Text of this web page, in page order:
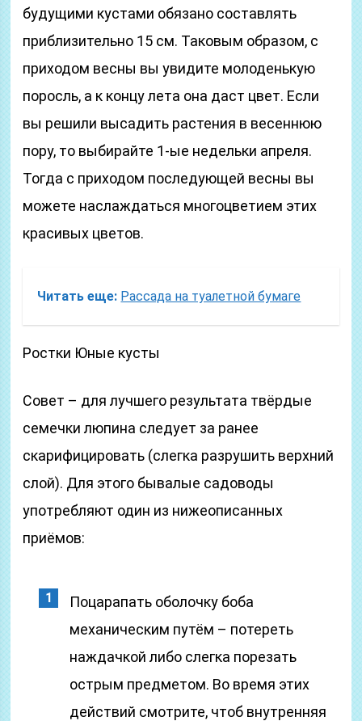
будущими кустами обязано составлять
приблизительно 15 см. Таковым образом, с
приходом весны вы увидите молоденькую
поросль, а к концу лета она даст цвет. Если
вы решили высадить растения в весеннюю
пору, то выбирайте 1-ые недельки апреля.
Тогда с приходом последующей весны вы
можете наслаждаться многоцветием этих
красивых цветов.
Читать еще: Рассада на туалетной бумаге
Ростки Юные кусты
Совет – для лучшего результата твёрдые
семечки люпина следует за ранее
скарифицировать (слегка разрушить верхний
слой). Для этого бывалые садоводы
употребляют один из нижеописанных
приёмов:
Поцарапать оболочку боба
механическим путём – потереть
наждачкой либо слегка порезать
острым предметом. Во время этих
действий смотрите, чтоб внутренняя